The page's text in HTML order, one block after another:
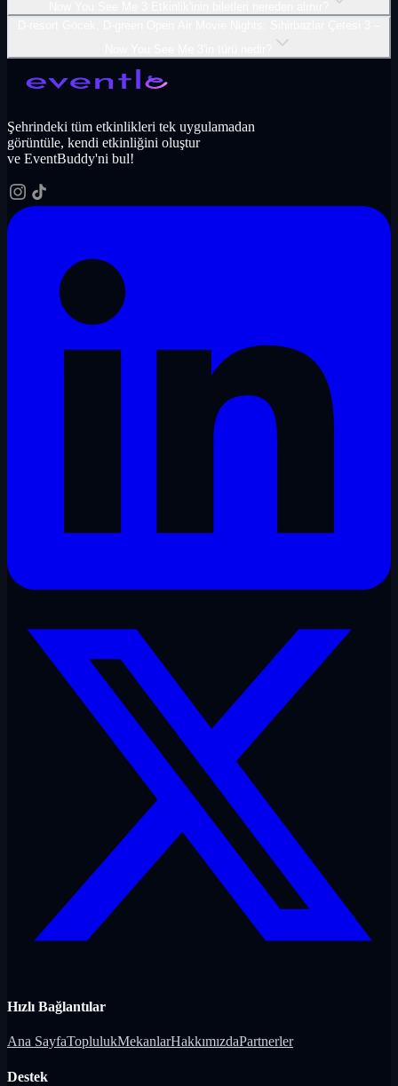
Şehrindeki tüm etkinlikleri tek uygulamadan
görüntüle, kendi etkinliğini oluştur
ve EventBuddy'ni bul!
Hızlı Bağlantılar
Ana SayfaToplulukMekanlarHakkımızdaPartnerler
Destek